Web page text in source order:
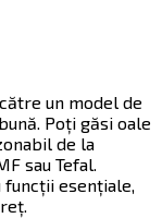
un model de
Poți găsi oale
de la
sau Tefal.
esențiale,